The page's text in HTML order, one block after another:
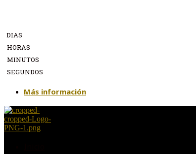
DIAS
HORAS
MINUTOS
SEGUNDOS
Más información